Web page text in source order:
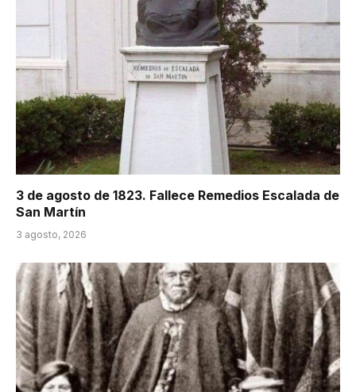
3 de agosto de 1823. Fallece Remedios Escalada de
San Martín
3 agosto, 2026